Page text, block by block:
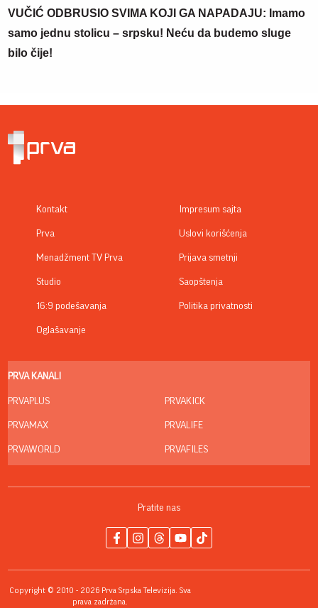
VUČIĆ ODBRUSIO SVIMA KOJI GA NAPADAJU: Imamo
samo jednu stolicu – srpsku! Neću da budemo sluge
bilo čije!
Kontakt
Prva
Menadžment TV Prva
Studio
16:9 podešavanja
Oglašavanje
Impresum sajta
Uslovi korišćenja
Prijava smetnji
Saopštenja
Politika privatnosti
PRVA KANALI
PRVAPLUS
PRVAMAX
PRVAWORLD
PRVAKICK
PRVALIFE
PRVAFILES
Pratite nas
Copyright © 2010 - 2026 Prva Srpska Televizija. Sva
prava zadržana.